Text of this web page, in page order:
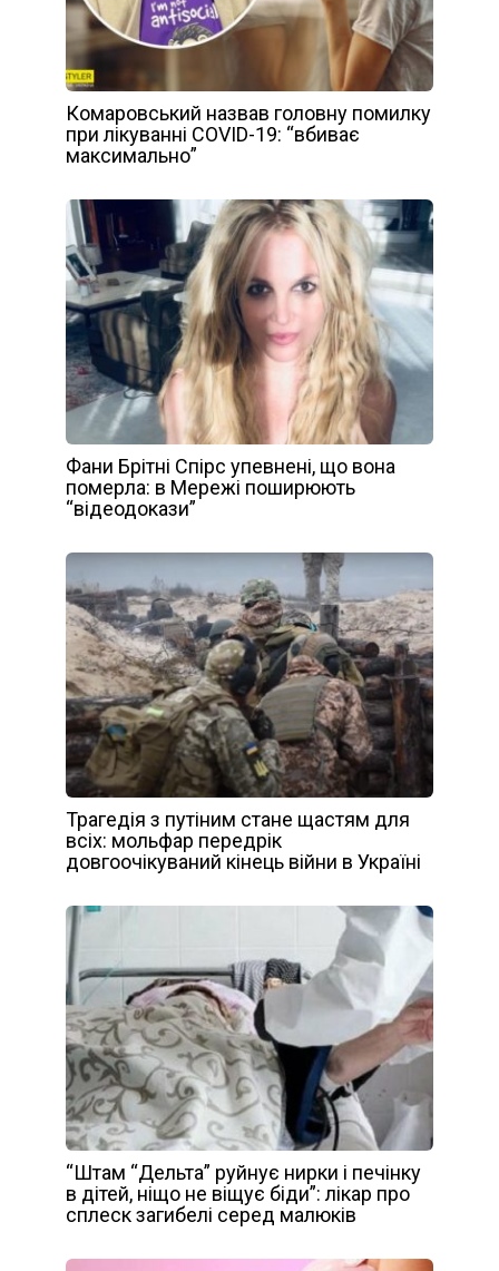
Комаровський назвав головну помилку
при лікуванні COVID-19: “вбиває
максимально”
Фани Брітні Спірс упевнені, що вона
померла: в Мережі поширюють
“відеодокази”
Трагедія з путіним стане щастям для
всіх: мольфар передрік
довгоочікуваний кінець війни в Україні
“Штам “Дельта” руйнує нирки і печінку
в дітей, ніщо не віщує біди”: лікар про
сплеск загибелі серед малюків